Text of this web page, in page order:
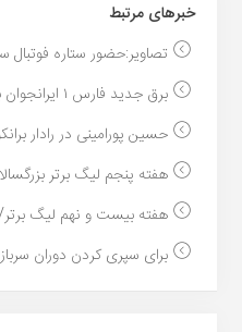
خبر‌های مرتبط
تصاویر:حضور ستاره فوتبال
برق جدید فارس ۱ ایرانجوان بوشهر ۱ / قدر گل ...
حسین پورامینی در رادار
هفته پنجم لیگ برتر
هفته بیست و نهم لیگ
برای سپری کردن دوران